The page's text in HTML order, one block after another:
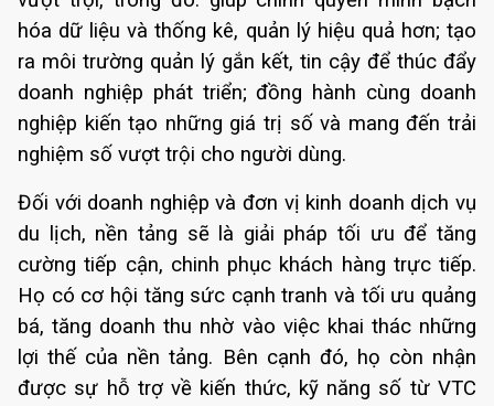
hóa dữ liệu và thống kê, quản lý hiệu quả hơn; tạo
ra môi trường quản lý gắn kết, tin cậy để thúc đẩy
doanh nghiệp phát triển; đồng hành cùng doanh
nghiệp kiến tạo những giá trị số và mang đến trải
nghiệm số vượt trội cho người dùng.
Đối với doanh nghiệp và đơn vị kinh doanh dịch vụ
du lịch, nền tảng sẽ là giải pháp tối ưu để tăng
cường tiếp cận, chinh phục khách hàng trực tiếp.
Họ có cơ hội tăng sức cạnh tranh và tối ưu quảng
bá, tăng doanh thu nhờ vào việc khai thác những
lợi thế của nền tảng. Bên cạnh đó, họ còn nhận
được sự hỗ trợ về kiến thức, kỹ năng số từ VTC